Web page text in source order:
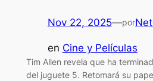
Nov 22, 2025—por
en Cine y Películas
Tim Allen revela que ha
del juguete 5. Retomará su